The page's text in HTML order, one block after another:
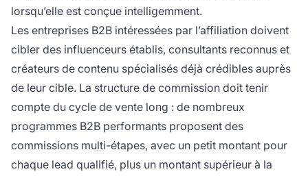
lorsqu’elle est conçue intelligemment.
Les entreprises B2B intéressées par l’affiliation doivent
cibler des influenceurs établis, consultants reconnus et
créateurs de contenu spécialisés déjà crédibles auprès
de leur cible. La structure de commission doit tenir
compte du cycle de vente long : de nombreux
programmes B2B performants proposent des
commissions multi-étapes, avec un petit montant pour
chaque lead qualifié, plus un montant supérieur à la